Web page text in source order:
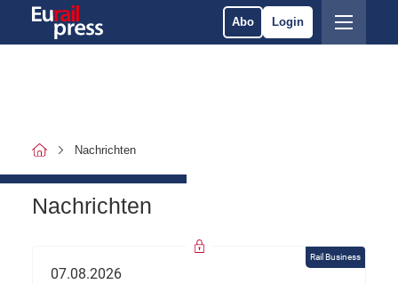
Abo Login
Nachrichten
Nachrichten
Rail Business
07.08.2026